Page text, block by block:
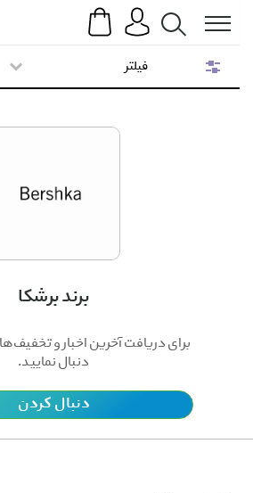
Search
برند برشکا
برای دریافت آخرین اخبار و تخفیف‌های
دنبال نمایید.
دنبال کردن
فیلتر